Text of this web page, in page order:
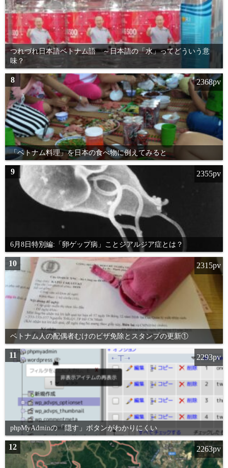
つれづれ日本語ベトナム語 ～日本語の「水」ってどういう意
味？
8
「ベトナム料理」を日本の食べ物に例えてみると
2368pv
9
6月8日特別編:「卵ゲップ病」ことジアルジア症とは？
2355pv
10
ベトナム人の配偶者むけのビザ免除とスタンプの更新①
2315pv
11
phpMyAdminの「隠す」ボタンがわかりにくい
2293pv
12 2263pv